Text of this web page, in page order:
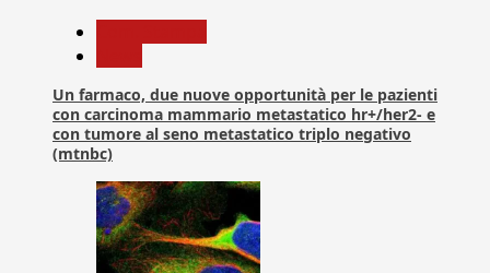
Un farmaco, due nuove opportunità per le pazienti
con carcinoma mammario metastatico hr+/her2- e
con tumore al seno metastatico triplo negativo
(mtnbc)